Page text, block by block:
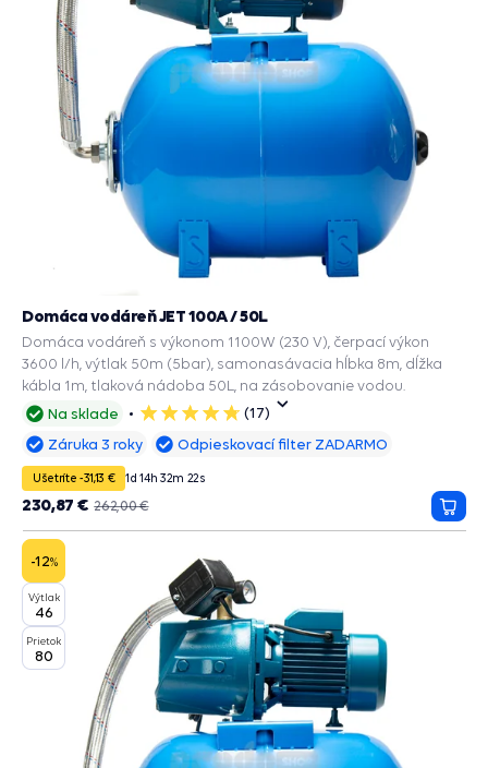
Na sklade
5
hviezdičiek
(17)
Domáca vodáreň JET 100A / 50L
Domáca vodáreň s výkonom 1100W (230 V), čerpací výkon
3600 l/h, výtlak 50m (5bar), samonasávacia hĺbka 8m, dĺžka
kábla 1m, tlaková nádoba 50L, na zásobovanie vodou.
Záruka 3 roky Odpieskovací filter ZADARMO
Ušetríte -31,13 € 1d 14h 32m 20s
262,00 €
230,87 €
do
-12%
Výtlak
46
Prietok
80